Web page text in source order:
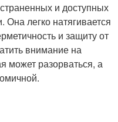
и доступных
легко натягивается
и защиту от
внимание на
может разорваться, а